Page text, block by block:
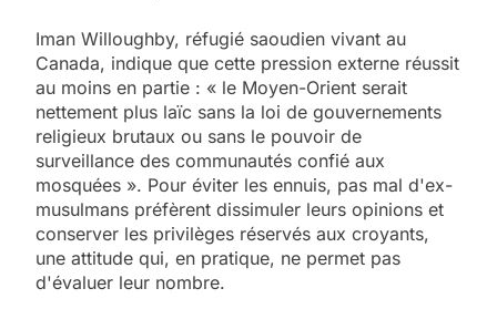
Iman Willoughby, réfugié saoudien vivant au
Canada, indique que cette pression externe réussit
au moins en partie : « le Moyen-Orient serait
nettement plus laïc sans la loi de gouvernements
religieux brutaux ou sans le pouvoir de
surveillance des communautés confié aux
mosquées ». Pour éviter les ennuis, pas mal d'ex-
musulmans préfèrent dissimuler leurs opinions et
conserver les privilèges réservés aux croyants,
une attitude qui, en pratique, ne permet pas
d'évaluer leur nombre.